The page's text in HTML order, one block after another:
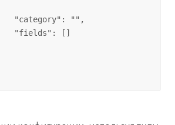
"category": "",
"fields": []